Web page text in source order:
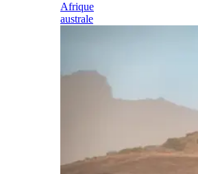
Afrique
australe